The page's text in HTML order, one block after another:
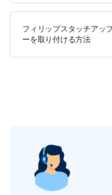
フィリップスタッチアッ
ーを取り付ける方法